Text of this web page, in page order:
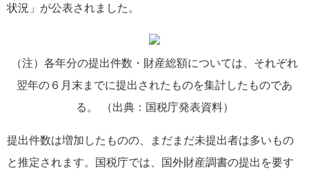
状況」が公表されました。
（注）各年分の提出件数・財産総額については、それぞれ
翌年の６月末までに提出されたものを集計したものであ
る。 （出典：国税庁発表資料）
提出件数は増加したものの、まだまだ未提出者は多いもの
と推定されます。国税庁では、国外財産調書の提出を要す